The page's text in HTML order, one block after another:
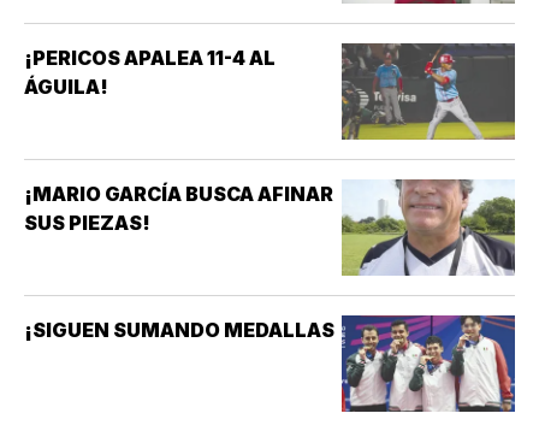
¡PERICOS APALEA 11-4 AL
ÁGUILA!
¡MARIO GARCÍA BUSCA AFINAR
SUS PIEZAS!
¡SIGUEN SUMANDO MEDALLAS